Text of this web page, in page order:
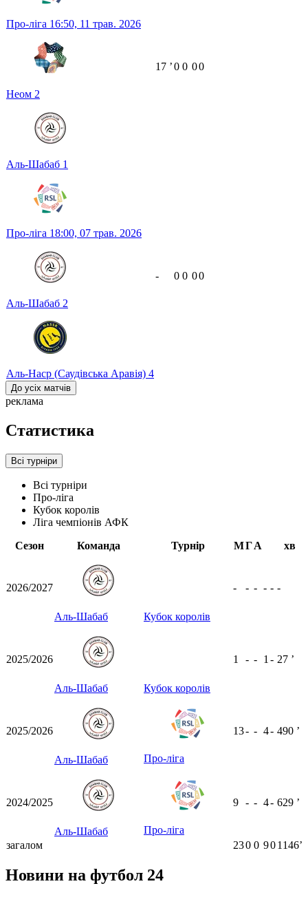
Про-ліга 16:50, 11 трав. 2026
Неом 2
Аль-Шабаб 1
17 ʼ0 0 00
Про-ліга 18:00, 07 трав. 2026
Аль-Шабаб 2
Аль-Наср (Саудівська Аравія) 4
- 0 0 00
До усіх матчів
реклама
Статистика
Всі турніри
Всі турніри
Про-ліга
Кубок королів
Ліга чемпіонів АФК
Сезон
Команда Турнір МГА хв
2026/2027
Аль-Шабаб Кубок королів
- - - - - -
2025/2026
Аль-Шабаб Кубок королів
1 - - 1 - 27 ʼ
2025/2026
Аль-Шабаб Про-ліга
13- - 4- 490 ʼ
2024/2025
Аль-Шабаб Про-ліга
9 - - 4- 629 ʼ
загалом 230 0 901146ʼ
Новини на футбол 24